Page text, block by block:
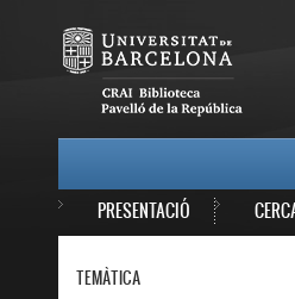
PRESENTACIÓ
TEMÀTICA